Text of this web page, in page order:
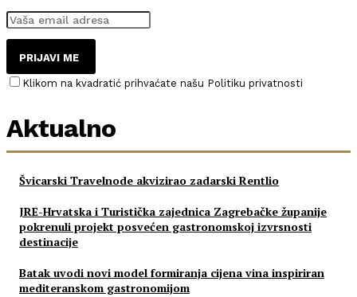
PRIJAVI ME
Klikom na kvadratić prihvaćate našu Politiku privatnosti
Aktualno
Švicarski Travelnode akvizirao zadarski Rentlio
JRE-Hrvatska i Turistička zajednica Zagrebačke županije
pokrenuli projekt posvećen gastronomskoj izvrsnosti
destinacije
Batak uvodi novi model formiranja cijena vina inspiriran
mediteranskom gastronomijom